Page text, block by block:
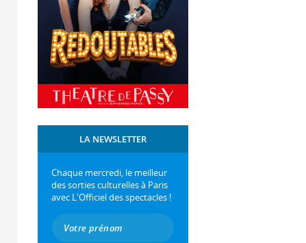
LA NEWSLETTER
Chaque mercredi, le meilleur
des sorties culturelles à Paris
avec L'Officiel des spectacles !